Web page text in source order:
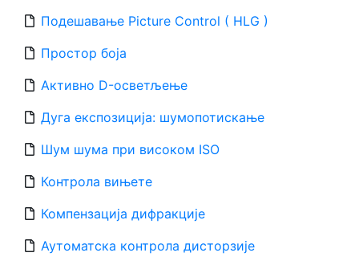
Подешавање Picture Control ( HLG )
Простор боја
Активно D-осветљење
Дуга експозиција: шумопотискање
Шум шума при високом ISO
Контрола вињете
Компензација дифракције
Аутоматска контрола дисторзије